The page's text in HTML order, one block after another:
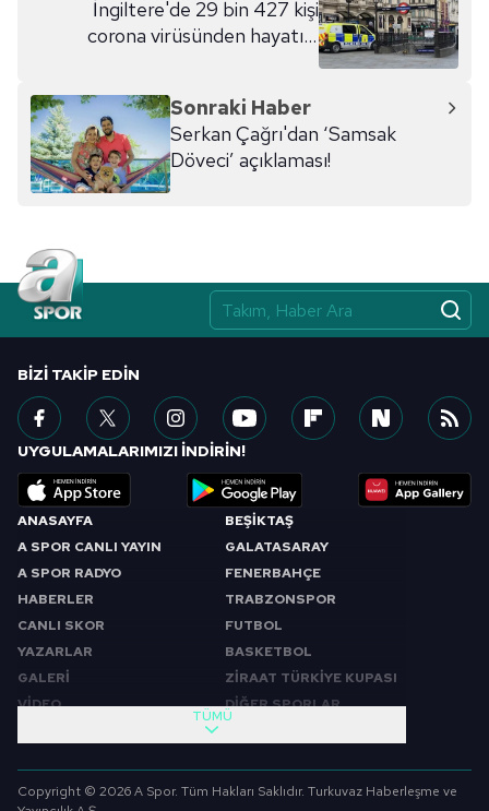
İngiltere'de 29 bin 427 kişi
corona virüsünden hayatını
Sonraki Haber
Serkan Çağrı'dan ‘Samsak
Döveci’ açıklaması!
ANASAYFA
A SPOR CANLI YAYIN
A SPOR RADYO
HABERLER
CANLI SKOR
YAZARLAR
GALERİ
VİDEO
BEŞİKTAŞ
GALATASARAY
FENERBAHÇE
TRABZONSPOR
FUTBOL
BASKETBOL
ZİRAAT TÜRKİYE KUPASI
DİĞER SPORLAR
SABAH SPORU
FUTBOL
TÜMÜ
BIZI TAKIP EDIN
UYGULAMALARIMIZI İNDİRİN!
Copyright © 2026 A Spor. Tüm Hakları Saklıdır. Turkuvaz Haberleşme ve